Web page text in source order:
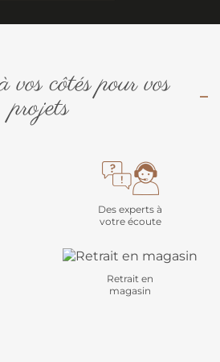
côtés pour vos
projets
Des experts à
votre écoute
Retrait en
magasin